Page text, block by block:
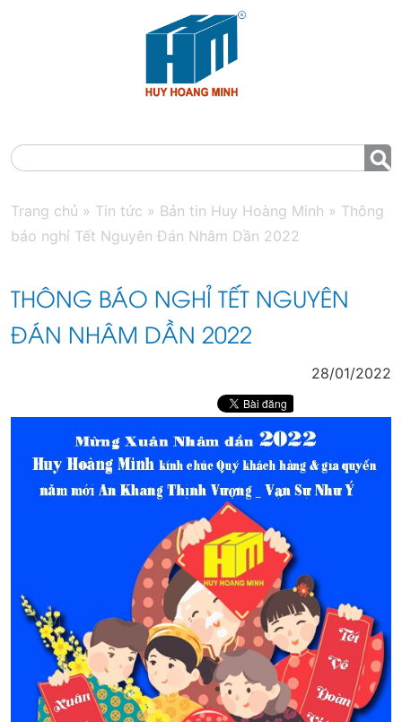
Trang chủ » Tin tức » Bản tin Huy Hoàng Minh » Thông
báo nghỉ Tết Nguyên Đán Nhâm Dần 2022
THÔNG BÁO NGHỈ TẾT NGUYÊN
ĐÁN NHÂM DẦN 2022
28/01/2022